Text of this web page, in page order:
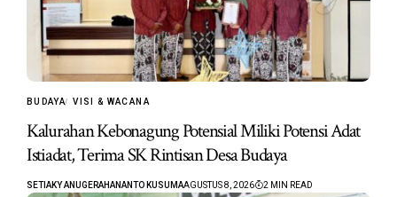
BUDAYA VISI & WACANA
Kalurahan Kebonagung Potensial Miliki Potensi Adat
Istiadat, Terima SK Rintisan Desa Budaya
SETIAKY ANUGERAHANANTO KUSUMAAGUSTUS 8, 2026 2 MIN READ